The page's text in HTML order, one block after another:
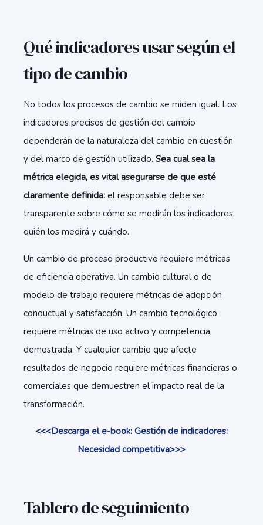
Qué indicadores usar según el
tipo de cambio
No todos los procesos de cambio se miden igual. Los
indicadores precisos de gestión del cambio
dependerán de la naturaleza del cambio en cuestión
y del marco de gestión utilizado. Sea cual sea la
métrica elegida, es vital asegurarse de que esté
claramente definida: el responsable debe ser
transparente sobre cómo se medirán los indicadores,
quién los medirá y cuándo.
Un cambio de proceso productivo requiere métricas
de eficiencia operativa. Un cambio cultural o de
modelo de trabajo requiere métricas de adopción
conductual y satisfacción. Un cambio tecnológico
requiere métricas de uso activo y competencia
demostrada. Y cualquier cambio que afecte
resultados de negocio requiere métricas financieras o
comerciales que demuestren el impacto real de la
transformación.
<<<Descarga el e-book: Gestión de indicadores:
Necesidad competitiva>>>
Tablero de seguimiento